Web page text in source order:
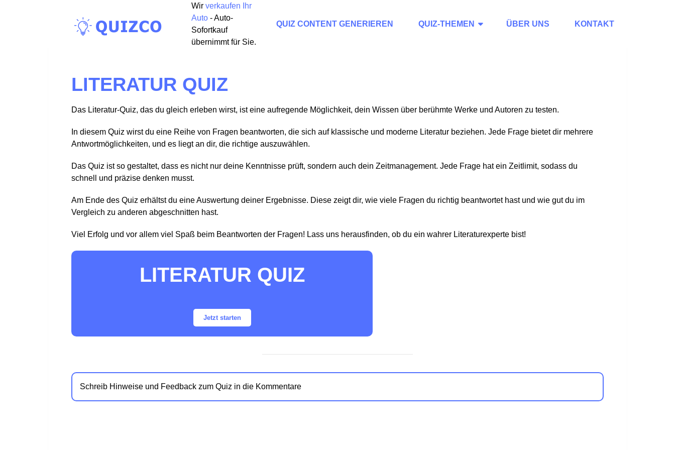
QUIZ CONTENT GENERIEREN QUIZ-THEMEN ÜBER UNS KONTAKT
Wir verkaufen Ihr
Auto - Auto-
Sofortkauf
übernimmt für Sie.
LITERATUR QUIZ
Das Literatur-Quiz, das du gleich erleben wirst, ist eine aufregende Möglichkeit, dein Wissen über berühmte Werke und Autoren zu testen.
In diesem Quiz wirst du eine Reihe von Fragen beantworten, die sich auf klassische und moderne Literatur beziehen. Jede Frage bietet dir mehrere
Antwortmöglichkeiten, und es liegt an dir, die richtige auszuwählen.
Das Quiz ist so gestaltet, dass es nicht nur deine Kenntnisse prüft, sondern auch dein Zeitmanagement. Jede Frage hat ein Zeitlimit, sodass du
schnell und präzise denken musst.
Am Ende des Quiz erhältst du eine Auswertung deiner Ergebnisse. Diese zeigt dir, wie viele Fragen du richtig beantwortet hast und wie gut du im
Vergleich zu anderen abgeschnitten hast.
Viel Erfolg und vor allem viel Spaß beim Beantworten der Fragen! Lass uns herausfinden, ob du ein wahrer Literaturexperte bist!
LITERATUR QUIZ
Jetzt starten
Schreib Hinweise und Feedback zum Quiz in die Kommentare